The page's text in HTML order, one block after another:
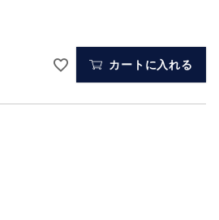
カートに入れる